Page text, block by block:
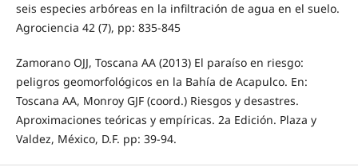
seis especies arbóreas en la infiltración de agua en el suelo.
Agrociencia 42 (7), pp: 835-845
Zamorano OJJ, Toscana AA (2013) El paraíso en riesgo:
peligros geomorfológicos en la Bahía de Acapulco. En:
Toscana AA, Monroy GJF (coord.) Riesgos y desastres.
Aproximaciones teóricas y empíricas. 2a Edición. Plaza y
Valdez, México, D.F. pp: 39-94.